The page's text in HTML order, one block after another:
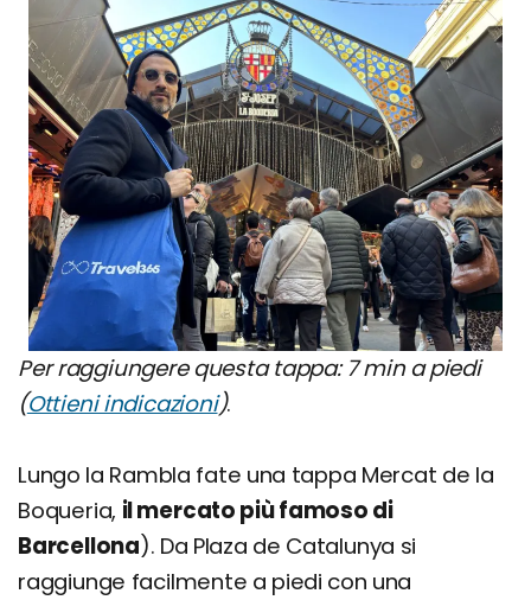
Per raggiungere questa tappa: 7 min a piedi
(Ottieni indicazioni).
Lungo la Rambla fate una tappa Mercat de la
Boqueria, il mercato più famoso di
Barcellona). Da Plaza de Catalunya si
raggiunge facilmente a piedi con una